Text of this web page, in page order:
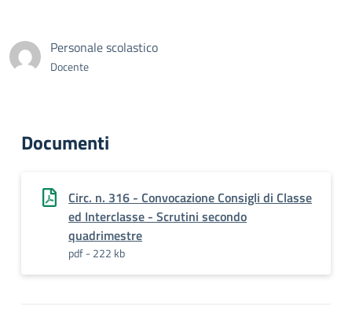
Personale scolastico
Docente
Documenti
Circ. n. 316 - Convocazione Consigli di Classe
ed Interclasse - Scrutini secondo
quadrimestre
pdf - 222 kb